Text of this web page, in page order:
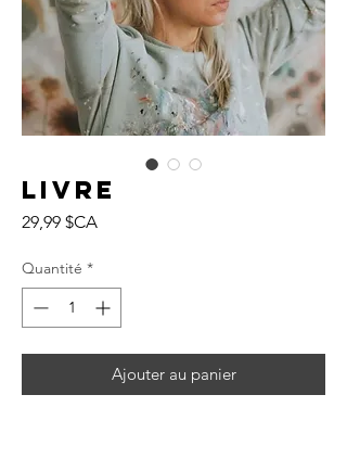
Livre
29,99 $CAPrix
Quantité *
Ajouter au panier